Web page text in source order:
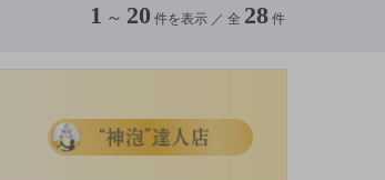
1 ～ 20 件を表示 ／ 全 28 件